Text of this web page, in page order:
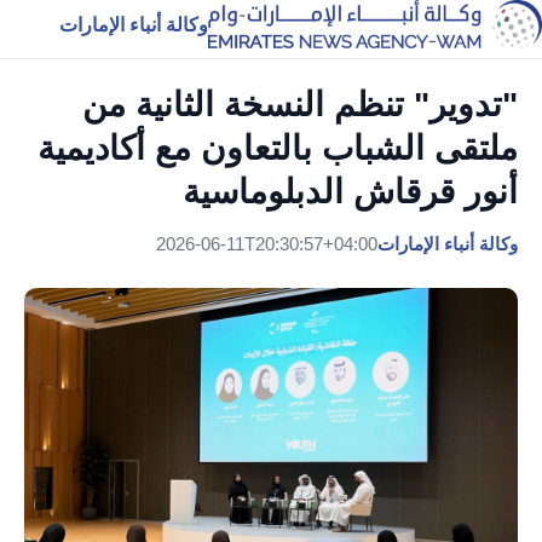
وكالة أنباء الإمارات
"تدوير" تنظم النسخة الثانية من
ملتقى الشباب بالتعاون مع أكاديمية
أنور قرقاش الدبلوماسية
وكالة أنباء الإمارات2026-06-11T20:30:57+04:00